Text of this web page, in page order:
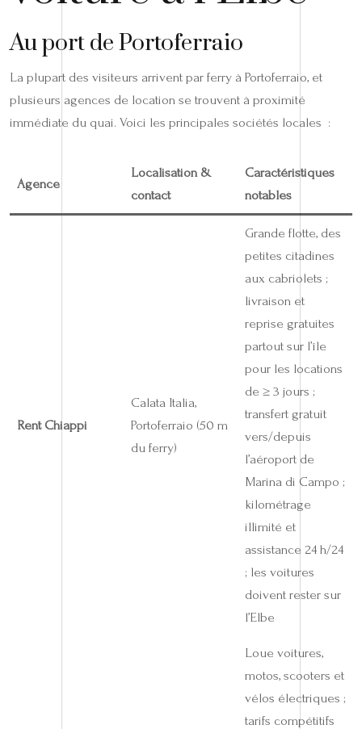
Au port de Portoferraio
La plupart des visiteurs arrivent par ferry à Portoferraio, et
plusieurs agences de location se trouvent à proximité
immédiate du quai. Voici les principales sociétés locales :
Agence
Localisation &
contact
Caractéristiques
notables
Rent Chiappi
Calata Italia,
Portoferraio (50 m
du ferry)
Grande flotte, des
petites citadines
aux cabriolets ;
livraison et
reprise gratuites
partout sur l’île
pour les locations
de ≥ 3 jours ;
transfert gratuit
vers/depuis
l’aéroport de
Marina di Campo ;
kilométrage
illimité et
assistance 24 h/24
; les voitures
doivent rester sur
l’Elbe
Loue voitures,
motos, scooters et
vélos électriques ;
tarifs compétitifs